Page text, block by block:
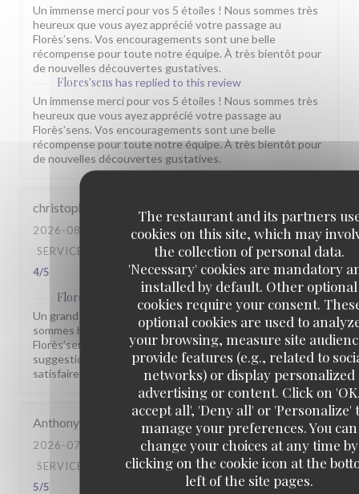
The restaurant and its partners
cookies on this site, which may
the collection of personal data.
'Necessary' cookies are mandatory
installed by default. Other optional
cookies require your consent.
optional cookies are used to
your browsing, measure site
provide features (e.g., related to
networks) or display personalized
advertising or content. Click on
accept all', 'Deny all' or 'Personalize'
manage your preferences. You can
change your choices at any time by
clicking on the cookie icon at the
left of the site pages.
Un immense merci pour vos 5 étoiles ! Nous sommes très
heureux que vous ayez apprécié votre passage au
Florès’sens. Vos encouragements sont une belle
récompense pour toute notre équipe. À très bientôt pour
de nouvelles découvertes gustatives.
Flores'sens has replied to this review
Un immense merci pour vos 5 étoiles ! Nous sommes très
heureux que vous ayez apprécié votre passage au
Florès’sens. Vos encouragements sont une belle
récompense pour toute notre équipe. À très bientôt pour
de nouvelles découvertes gustatives.
christophe
2026-08-01
- 21:00 - GUESTS 2
SERVICE
AMBIANCE : 4/5 FOOD : 4 /5 VALUE:
4/5
Flores'sens
has replied to this review
Un grand merci pour votre évaluation de 4 étoiles. Nous
sommes heureux que vous ayez apprécié votre repas au
Florès’sens. N’hésitez pas à nous partager vos
suggestions : elles nous aident à nous améliorer et à vous
satisfaire pleinement lors de votre prochaine venue.
Anthony
2026-07-31
- 19:45 - GUESTS 2
SERVICE
AMBIANCE : 4/5 FOOD: 5/5 VALUE:
5/5